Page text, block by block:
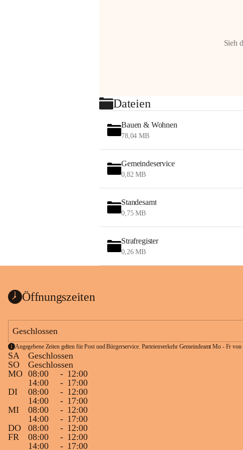
Sieh
Dateien
Bauen & Wohnen
78,04 MB
Gemeindeservice
0,82 MB
Standesamt
0,75 MB
Strafregister
0,26 MB
Öffnungszeiten
Geschlossen
Angegebene Zeiten gelten für Post und Bürgerservice. Parteienverkehr Gemeindeamt Mo - Fr
SA
Geschlossen
SO
Geschlossen
MO 08:00 - 12:00
14:00
- 17:00
DI
08:00 - 12:00
14:00
- 17:00
MI
08:00 - 12:00
14:00
- 17:00
DO
08:00 - 12:00
FR
08:00 - 12:00
14:00
- 17:00